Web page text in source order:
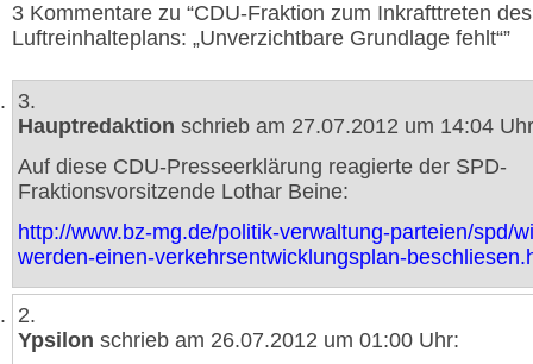
3 Kommentare zu “CDU-Fraktion zum Inkrafttreten des
Luftreinhalteplans: „Unverzichtbare Grundlage fehlt“”
3.
Hauptredaktion schrieb am 27.07.2012 um 14:04
Auf diese CDU-Presseerklärung reagierte der SPD-
Fraktionsvorsitzende Lothar Beine:
http://www.bz-mg.de/politik-verwaltung-parteien/spd/
werden-einen-verkehrsentwicklungsplan-
2.
Ypsilon schrieb am 26.07.2012 um 01:00 Uhr: